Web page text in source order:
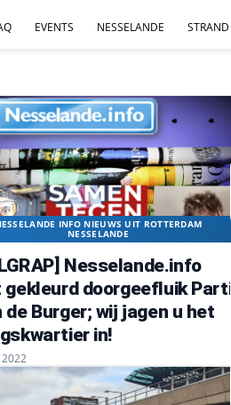
EVENTS NESSELANDE STRAND
INFO NIEUWS UIT ROTTERDAM
NESSELANDE
Nesselande.info
doorgeefluik Partij
de Burger; wij jagen u het
in!